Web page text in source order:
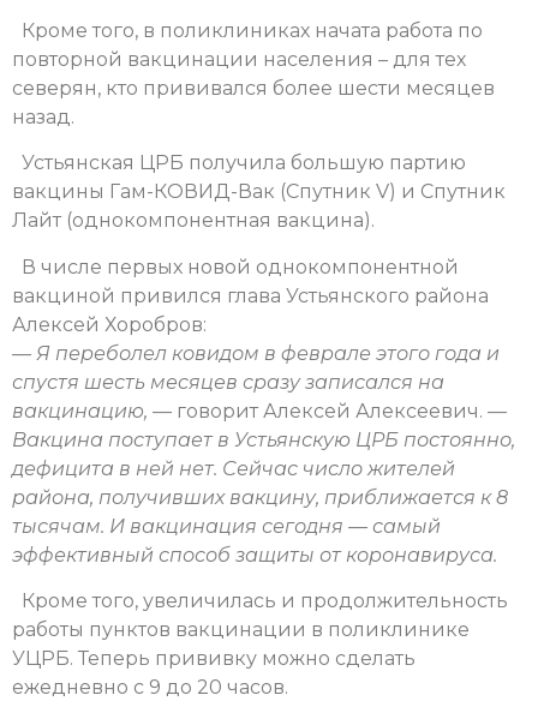
Кроме того, в поликлиниках начата работа по
повторной вакцинации населения – для тех
северян, кто прививался более шести месяцев
назад.
Устьянская ЦРБ получила большую партию
вакцины Гам-КОВИД-Вак (Спутник V) и Спутник
Лайт (однокомпонентная вакцина).
В числе первых новой однокомпонентной
вакциной привился глава Устьянского района
Алексей Хоробров:
— Я переболел ковидом в феврале этого года и
спустя шесть месяцев сразу записался на
вакцинацию, — говорит Алексей Алексеевич. —
Вакцина поступает в Устьянскую ЦРБ постоянно,
дефицита в ней нет. Сейчас число жителей
района, получивших вакцину, приближается к 8
тысячам. И вакцинация сегодня — самый
эффективный способ защиты от коронавируса.
Кроме того, увеличилась и продолжительность
работы пунктов вакцинации в поликлинике
УЦРБ. Теперь прививку можно сделать
ежедневно с 9 до 20 часов.